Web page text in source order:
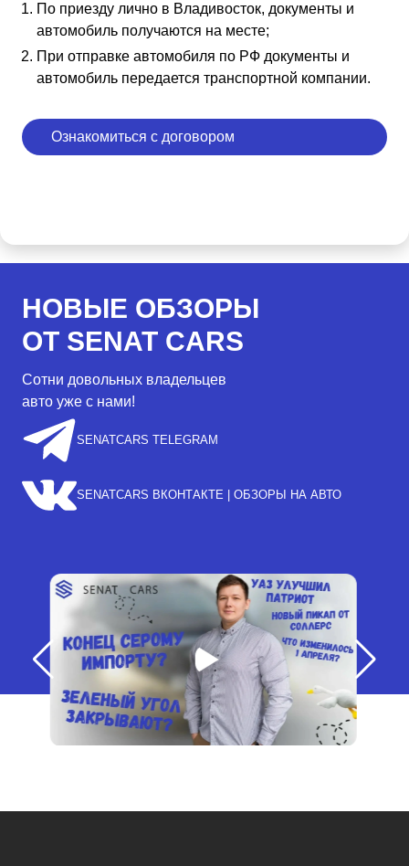
По приезду лично в Владивосток, документы и
автомобиль получаются на месте;
При отправке автомобиля по РФ документы и
автомобиль передается транспортной компании.
Ознакомиться с договором
НОВЫЕ ОБЗОРЫ
ОТ SENAT CARS
Сотни довольных владельцев
авто уже с нами!
SENATCARS TELEGRAM
SENATCARS ВКОНТАКТЕ | ОБЗОРЫ НА АВТО